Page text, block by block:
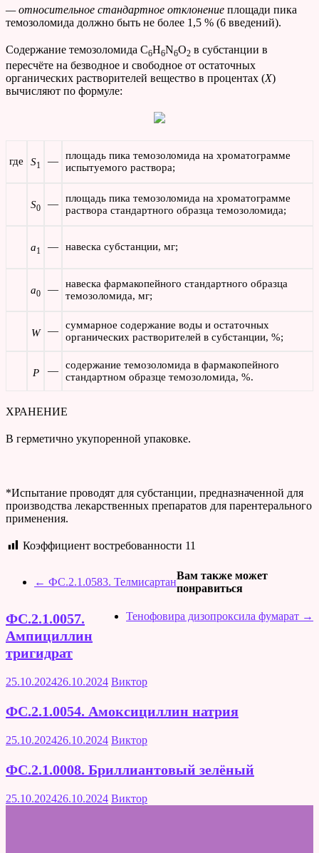
— относительное стандартное отклонение площади пика
темозоломида должно быть не более 1,5 % (6 введений).
Содержание темозоломида C6H6N6O2 в субстанции в
пересчёте на безводное и свободное от остаточных
органических растворителей вещество в процентах (X)
вычисляют по формуле:
где S1 —
площадь пика темозоломида на хроматограмме
испытуемого раствора;
S0 —
площадь пика темозоломида на хроматограмме
раствора стандартного образца темозоломида;
a1 — навеска субстанции, мг;
a0 —
навеска фармакопейного стандартного образца
темозоломида, мг;
W —
суммарное содержание воды и остаточных
органических растворителей в субстанции, %;
P —
содержание темозоломида в фармакопейного
стандартном образце темозоломида, %.
ХРАНЕНИЕ
В герметично укупоренной упаковке.
*Испытание проводят для субстанции, предназначенной для
производства лекарственных препаратов для парентерального
применения.
Коэффициент востребованности 11
← ФС.2.1.0583. Телмисартан
Тенофовира дизопроксила фумарат →
Вам также может
понравиться
ФС.2.1.0057.
Ампициллин
тригидрат
25.10.202426.10.2024 Виктор
ФС.2.1.0054. Амоксициллин натрия
25.10.202426.10.2024 Виктор
ФС.2.1.0008. Бриллиантовый зелёный
25.10.202426.10.2024 Виктор